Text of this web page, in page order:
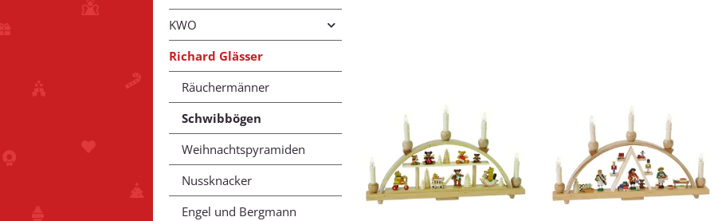
KWO
Richard Glässer
Räuchermänner
Schwibbögen
Weihnachtspyramiden
Nussknacker
Engel und Bergmann